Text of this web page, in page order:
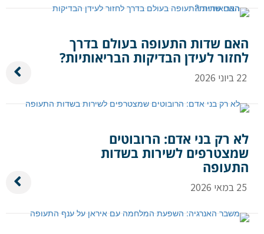
האם שדות התעופה בעולם בדרך
לחזור לעידן הבדיקות הבריאותיות?
22 ביוני 2026
לא רק בני אדם: הרובוטים
שמצטרפים לשירות בשדות
התעופה
25 במאי 2026